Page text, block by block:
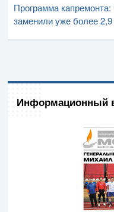
Программа
заменили уже более
Информационный